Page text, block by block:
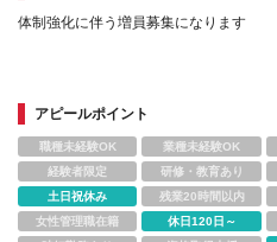
体制強化に伴う増員募集になります
アピールポイント
職種未経験OK 業種未経験OK
経験者限定
研修・教育あり
土日祝休み
残業20時間以内
女性管理職在籍
休日120日～